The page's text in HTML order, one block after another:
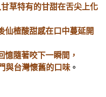
草特有的甘甜在舌尖上化
仙楂酸甜感在口中蔓延開
憶隨著咬下一瞬間，
與台灣懷舊的口味。